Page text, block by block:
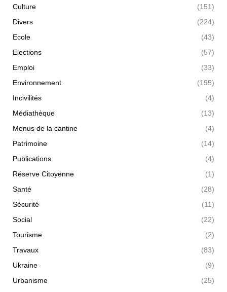
Culture
(151)
Divers
(224)
Ecole
(43)
Elections
(57)
Emploi
(33)
Environnement
(195)
Incivilités
(4)
Médiathèque
(13)
Menus de la cantine
(4)
Patrimoine
(14)
Publications
(4)
Réserve Citoyenne
(1)
Santé
(28)
Sécurité
(11)
Social
(22)
Tourisme
(2)
Travaux
(83)
Ukraine
(9)
Urbanisme
(25)